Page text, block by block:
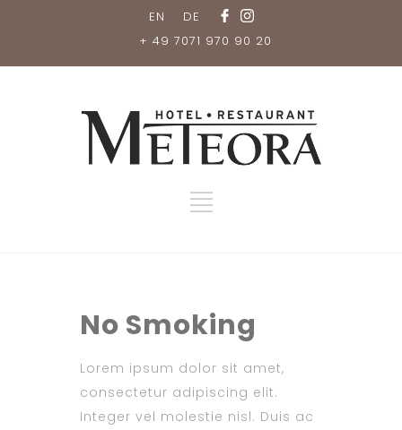
EN
DE
+ 49 7071 970 90 20
No Smoking
Lorem ipsum dolor sit amet,
consectetur adipiscing elit.
Integer vel molestie nisl. Duis ac